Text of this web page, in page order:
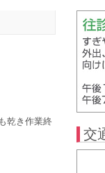
乾き作業終
交